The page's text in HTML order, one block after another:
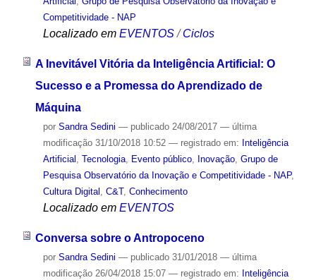
Competitividade - NAP
Localizado em EVENTOS /Ciclos
A Inevitável Vitória da Inteligência Artificial: O
Sucesso e a Promessa do Aprendizado de
Máquina
por Sandra Sedini — publicado24/08/2017 — última
modificação31/10/2018 10:52 — registrado em: Inteligência
Artificial , Tecnologia, Evento público, Inovação, Grupo de
Pesquisa Observatório da Inovação e Competitividade - NAP,
Cultura Digital , C&T, Conhecimento
Localizado em EVENTOS
Conversa sobre o Antropoceno
por Sandra Sedini — publicado31/01/2018 — última
modificação26/04/2018 15:07 — registrado em: Inteligência